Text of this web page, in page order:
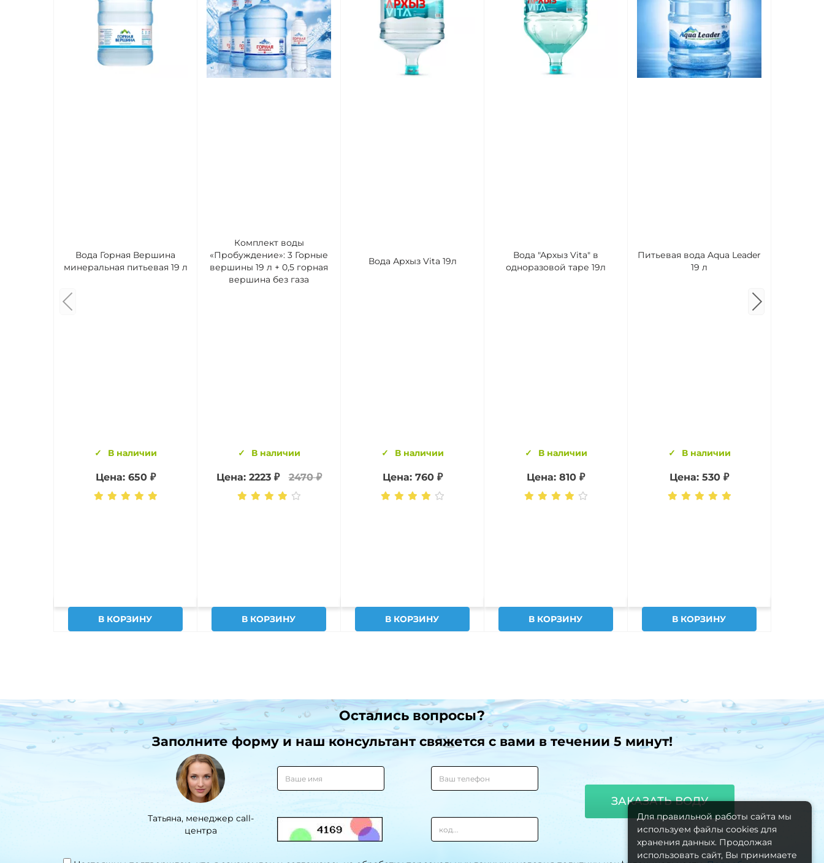
Вода Горная Вершина
минеральная питьевая 19 л
В наличии
Цена: 650 ₽
В КОРЗИНУ
Комплект воды
«Пробуждение»: 3 Горные
вершины 19 л + 0,5 горная
вершина без газа
В наличии
Цена: 2223 ₽ 2470 ₽
В КОРЗИНУ
Вода Архыз Vita 19л
В наличии
Цена: 760 ₽
В КОРЗИНУ
Вода "Архыз Vita" в
одноразовой таре 19л
В наличии
Цена: 810 ₽
В КОРЗИНУ
Питьевая вода Aqua Leader
19 л
В наличии
Цена: 530 ₽
В КОРЗИНУ
Остались вопросы?
Заполните форму и наш консультант свяжется с вами в течении 5 минут!
Татьяна, менеджер call-
центра
ЗАКАЗАТЬ ВОДУ
Для правильной работы сайта мы
используем файлы cookies для
хранения данных. Продолжая
использовать сайт, Вы принимаете